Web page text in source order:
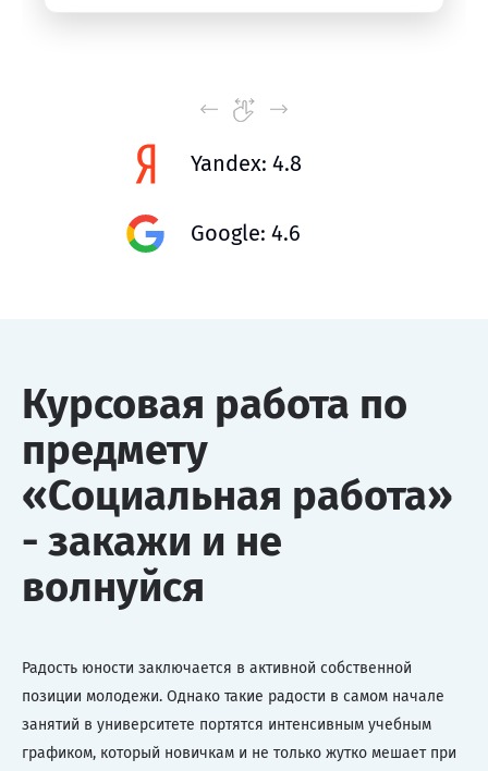
Yandex: 4.8
Google: 4.6
Курсовая работа по
предмету
«Социальная работа»
- закажи и не
волнуйся
Радость юности заключается в активной собственной
позиции молодежи. Однако такие радости в самом начале
занятий в университете портятся интенсивным учебным
графиком, который новичкам и не только жутко мешает при